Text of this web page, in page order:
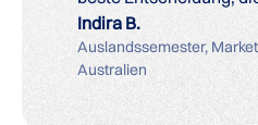
Indira B.
Auslandssemester,
Australien